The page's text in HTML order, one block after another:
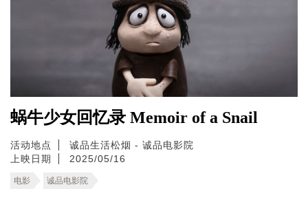
蜗牛少女回忆录 Memoir of a Snail
活动地点
诚品生活松烟 - 诚品电影院
上映日期
2025/05/16
电影 诚品电影院